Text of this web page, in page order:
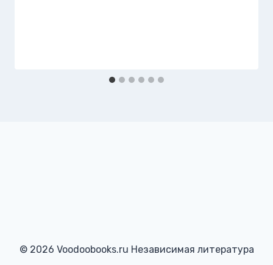
© 2026 Voodoobooks.ru Независимая литература